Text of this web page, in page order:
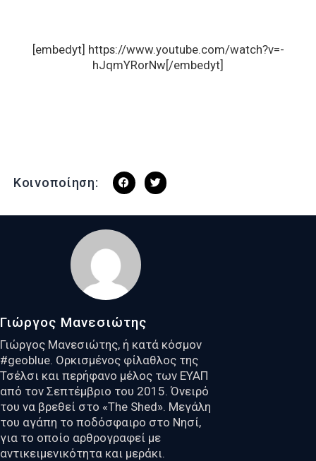
[embedyt] https://www.youtube.com/watch?v=-
hJqmYRorNw[/embedyt]
Κοινοποίηση:
Γιώργος Μανεσιώτης
Γιώργος Μανεσιώτης, ή κατά κόσμον
#geoblue. Ορκισμένος φίλαθλος της
Τσέλσι και περήφανο μέλος των ΕΥΑΠ
από τον Σεπτέμβριο του 2015. Όνειρό
του να βρεθεί στο «The Shed». Μεγάλη
του αγάπη το ποδόσφαιρο στο Νησί,
για το οποίο αρθρογραφεί με
αντικειμενικότητα και μεράκι.